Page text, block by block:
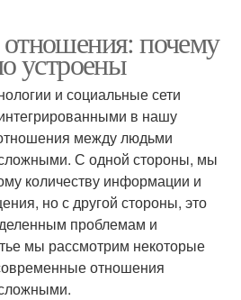
почему
устроены
и социальные сети
в нашу
между людьми
С одной стороны, мы
количеству информации и
но с другой стороны, это
проблемам и
мы рассмотрим некоторые
отношения